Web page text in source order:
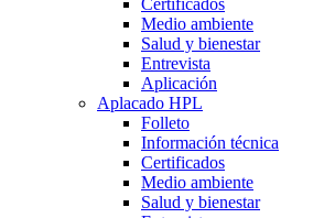
Certificados
Medio ambiente
Salud y bienestar
Entrevista
Aplicación
Aplacado HPL
Folleto
Información técnica
Certificados
Medio ambiente
Salud y bienestar